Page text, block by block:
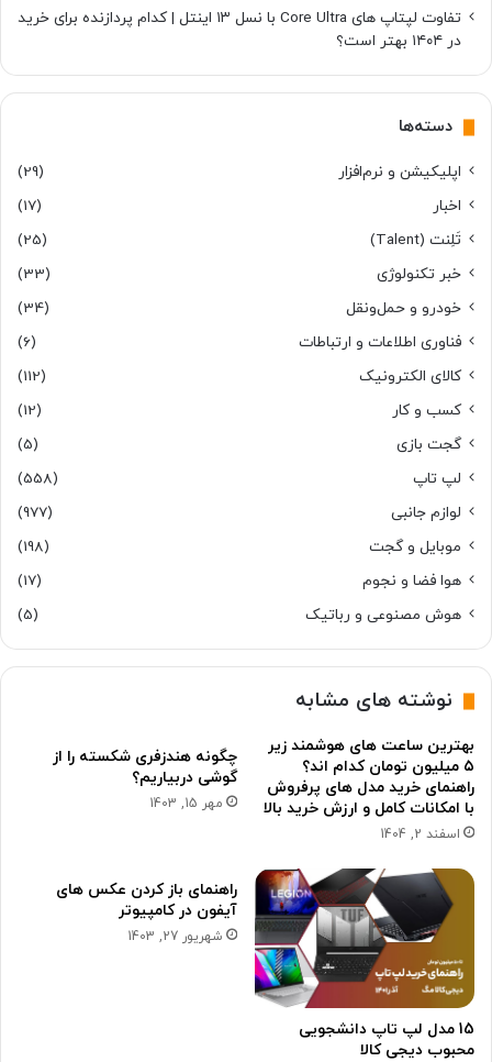
تفاوت لپتاپ های Core Ultra با نسل ۱۳ اینتل | کدام پردازنده برای خرید
در ۱۴۰۴ بهتر است؟
دسته‌ها
اپلیکیشن و نرم‌افزار
(29)
اخبار
(17)
تَلِنت (Talent)
(25)
خبر تکنولوژی
(33)
خودرو و حمل‌و‌نقل
(34)
فناوری اطلاعات و ارتباطات
(6)
کالای الکترونیک
(112)
کسب و کار
(12)
گجت بازی
(5)
لپ تاپ
(558)
لوازم جانبی
(977)
موبایل و گجت
(198)
هوا فضا و نجوم
(17)
هوش مصنوعی و رباتیک
(5)
نوشته های مشابه
بهترین ساعت های هوشمند زیر
۵ میلیون تومان کدام اند؟
راهنمای خرید مدل های پرفروش
با امکانات کامل و ارزش خرید بالا
اسفند 2, 1404
چگونه هندزفری شکسته را از
گوشی دربیاریم؟
مهر 15, 1403
15 مدل لپ تاپ دانشجویی
محبوب دیجی کالا
راهنمای باز کردن عکس های
آیفون در کامپیوتر
شهریور 27, 1403